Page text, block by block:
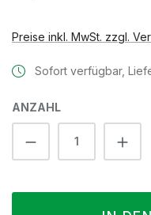
Preise inkl. MwSt. zzgl.
Sofort verfügbar,
ANZAHL
Produkt